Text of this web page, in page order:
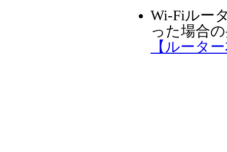
Wi-Fiルー
った場合
【ルータ